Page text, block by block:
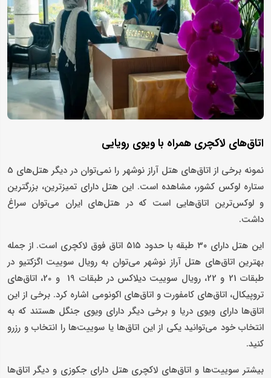
اتاق‌های لاکچری همراه با ویوی رویایی
نمونه برخی از اتاق‌های هتل آراز نوشهر را نمی‌توان در دیگر هتل‌های 5
ستاره لوکس کشور، مشاهده است. این هتل دارای تمیزترین، بزرگترین
و لوکس‌ترین اتاق‌هایی است که در هتل‌های ایران می‌توان سراغ
داشت.
این هتل دارای ۳۰ طبقه با حدود ۵۱۵ اتاق فوق لاکچری است. از جمله
بهترین اتاق‌های هتل آراز نوشهر می‌توان به رویال سوییت اگزکتیو در
طبقات 21 و 22، رویال سوییت دیلاکس در طبقات 19 و 20، اتاق‌های
تروپیکال، اتاق‌های کامفورت و اتاق‌های اکونومی اشاره کرد. برخی از این
اتاق‌ها دارای ویوی دریا و برخی دیگر دارای ویوی جنگل هستند که به
انتخاب خود می‌توانید یکی از این اتاق‌ها یا سوییت‌ها را انتخاب و رزرو
کنید.
بیشتر سوییت‌ها و اتاق‌های لاکچری هتل دارای جکوزی و دیگر اتاق‌ها